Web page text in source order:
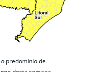
predomínio de